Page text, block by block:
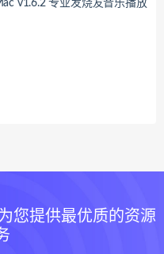
v1.6.2 专业发烧友音乐播放
您提供最优质的资源